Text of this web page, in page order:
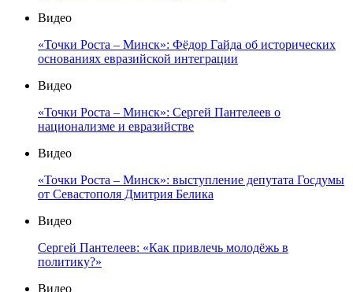
Видео
«Точки Роста – Минск»: Фёдор Гайда об исторических
основаниях евразийской интеграции
Видео
«Точки Роста – Минск»: Сергей Пантелеев о
национализме и евразийстве
Видео
«Точки Роста – Минск»: выступление депутата Госдумы
от Севастополя Дмитрия Белика
Видео
Сергей Пантелеев: «Как привлечь молодёжь в
политику?»
Видео